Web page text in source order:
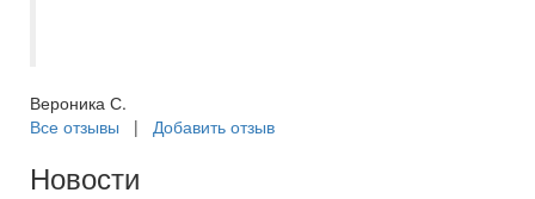
Вероника С.
Все отзывы | Добавить отзыв
Новости